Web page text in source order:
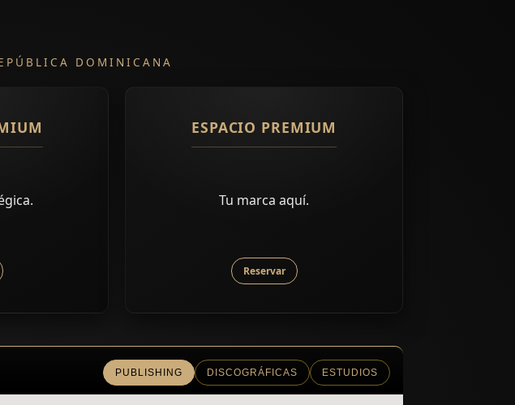
DOMINICANA
ESPACIO PREMIUM
Tu marca aquí.
Reservar
PUBLISHING DISCOGRÁFICAS ESTUDIOS